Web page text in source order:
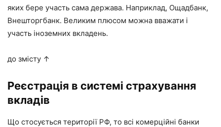
яких бере участь сама держава. Наприклад, Ощадбанк,
Внешторгбанк. Великим плюсом можна вважати і
участь іноземних вкладень.
до змісту ↑
Реєстрація в системі страхування
вкладів
Що стосується території РФ, то всі комерційні банки